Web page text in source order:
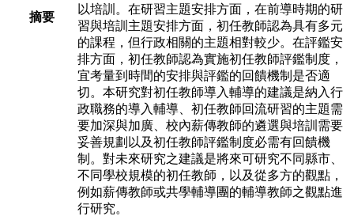
摘要
以培訓。在研習主題安排方面，在前導時期的研
習與培訓主題安排方面，初任教師認為具有多元
的課程，但行政相關的主題相對較少。在評鑑安
排方面，初任教師認為實施初任教師評鑑制度，
宜考量到時間的安排與評鑑的回饋機制是否適
切。本研究對初任教師導入輔導的建議是納入行
政職務的導入輔導、初任教師回流研習的主題需
要加深與加廣、校內薪傳教師的遴選與培訓需要
妥善規劃以及初任教師評鑑制度必需有回饋機
制。對未來研究之建議是將來可研究不同縣市、
不同學校規模的初任教師，以及從多方的觀點，
例如薪傳教師或共學輔導團的輔導教師之觀點進
行研究。